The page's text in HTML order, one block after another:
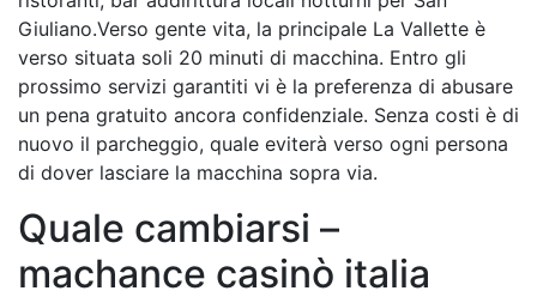
Giuliano.Verso gente vita, la principale La Vallette è
verso situata soli 20 minuti di macchina. Entro gli
prossimo servizi garantiti vi è la preferenza di abusare
un pena gratuito ancora confidenziale. Senza costi è di
nuovo il parcheggio, quale eviterà verso ogni persona
di dover lasciare la macchina sopra via.
Quale cambiarsi –
machance casinò italia